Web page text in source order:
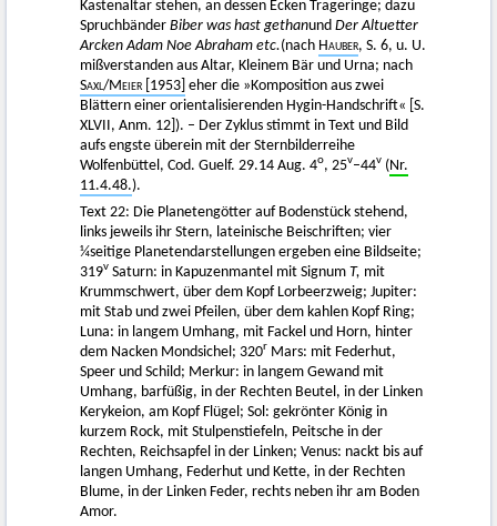
Kastenaltar stehen, an dessen Ecken Trageringe; dazu
Spruchbänder Biber was hast gethanund Der Altuetter
Arcken Adam Noe Abraham etc.(nach Hauber, S. 6, u. U.
mißverstanden aus Altar, Kleinem Bär und Urna; nach
Saxl/Meier [1953] eher die »Komposition aus zwei
Blättern einer orientalisierenden Hygin-Handschrift« [S.
XLVII, Anm. 12]). – Der Zyklus stimmt in Text und Bild
aufs engste überein mit der Sternbilderreihe
Wolfenbüttel, Cod. Guelf. 29.14 Aug. 4o, 25v–44v (Nr.
11.4.48.).
Text 22: Die Planetengötter auf Bodenstück stehend,
links jeweils ihr Stern, lateinische Beischriften; vier
¼seitige Planetendarstellungen ergeben eine Bildseite;
319v Saturn: in Kapuzenmantel mit Signum T, mit
Krummschwert, über dem Kopf Lorbeerzweig; Jupiter:
mit Stab und zwei Pfeilen, über dem kahlen Kopf Ring;
Luna: in langem Umhang, mit Fackel und Horn, hinter
dem Nacken Mondsichel; 320r Mars: mit Federhut,
Speer und Schild; Merkur: in langem Gewand mit
Umhang, barfüßig, in der Rechten Beutel, in der Linken
Kerykeion, am Kopf Flügel; Sol: gekrönter König in
kurzem Rock, mit Stulpenstiefeln, Peitsche in der
Rechten, Reichsapfel in der Linken; Venus: nackt bis auf
langen Umhang, Federhut und Kette, in der Rechten
Blume, in der Linken Feder, rechts neben ihr am Boden
Amor.